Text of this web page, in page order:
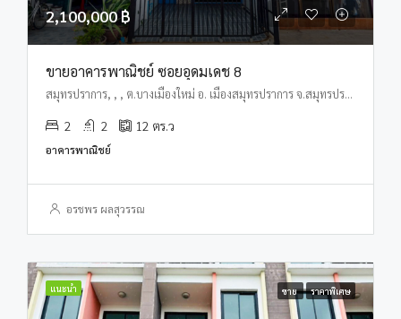
2,100,000 ฿
ขายอาคารพาณิชย์ ซอยอุดมเดช 8
สมุทรปราการ, , , ต.บางเมืองใหม่ อ. เมืองสมุทรปราการ จ.สมุทรปราการ
2 2 12 ตร.ว
อาคารพาณิชย์
อรชพร ผลสุวรรณ
แนะนำ ขาย ราคาพิเศษ